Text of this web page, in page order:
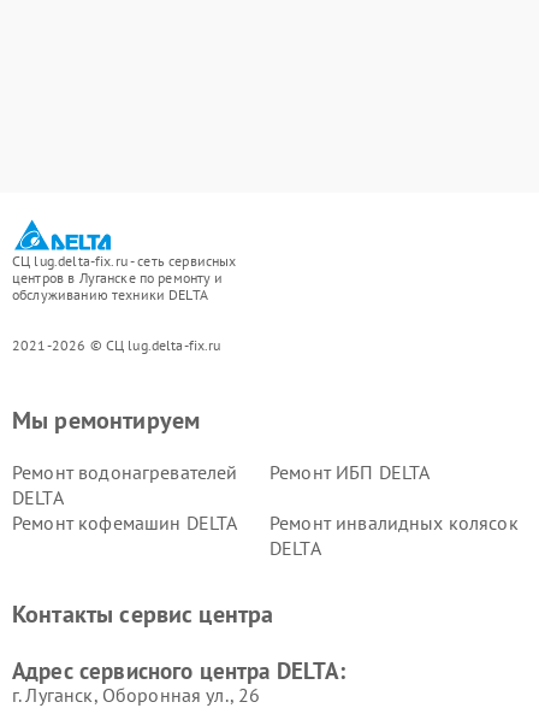
СЦ lug.delta-fix.ru - сеть сервисных
центров в Луганске по ремонту и
обслуживанию техники DELTA
2021-2026 © СЦ lug.delta-fix.ru
Мы ремонтируем
Ремонт водонагревателей
DELTA
Ремонт ИБП DELTA
Ремонт кофемашин DELTA
Ремонт инвалидных колясок
DELTA
Контакты сервис центра
Адрес сервисного центра DELTA:
г. Луганск, Оборонная ул., 26